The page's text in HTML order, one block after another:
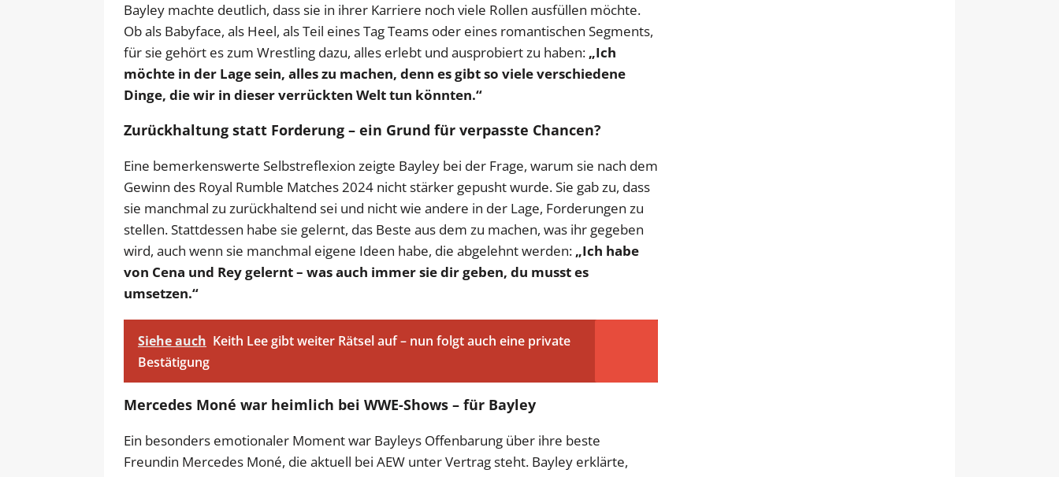
Bayley machte deutlich, dass sie in ihrer Karriere noch viele Rollen ausfüllen möchte.
Ob als Babyface, als Heel, als Teil eines Tag Teams oder eines romantischen Segments,
für sie gehört es zum Wrestling dazu, alles erlebt und ausprobiert zu haben: „Ich
möchte in der Lage sein, alles zu machen, denn es gibt so viele verschiedene
Dinge, die wir in dieser verrückten Welt tun könnten.“
Zurückhaltung statt Forderung – ein Grund für verpasste Chancen?
Eine bemerkenswerte Selbstreflexion zeigte Bayley bei der Frage, warum sie nach dem
Gewinn des Royal Rumble Matches 2024 nicht stärker gepusht wurde. Sie gab zu, dass
sie manchmal zu zurückhaltend sei und nicht wie andere in der Lage, Forderungen zu
stellen. Stattdessen habe sie gelernt, das Beste aus dem zu machen, was ihr gegeben
wird, auch wenn sie manchmal eigene Ideen habe, die abgelehnt werden: „Ich habe
von Cena und Rey gelernt – was auch immer sie dir geben, du musst es
umsetzen.“
Siehe auch Keith Lee gibt weiter Rätsel auf – nun folgt auch eine private
Bestätigung
Mercedes Moné war heimlich bei WWE-Shows – für Bayley
Ein besonders emotionaler Moment war Bayleys Offenbarung über ihre beste
Freundin Mercedes Moné, die aktuell bei AEW unter Vertrag steht. Bayley erklärte,